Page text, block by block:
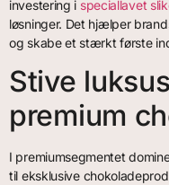
investering i speciallavet
løsninger. Det hjælper
og skabe et stærkt første
Stive
premium
I premiumsegmentet
til eksklusive